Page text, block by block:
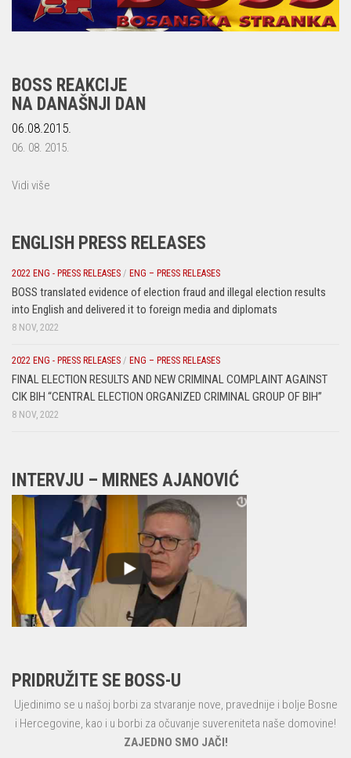
BOSS REAKCIJE
NA DANAŠNJI DAN
06.08.2015.
06. 08. 2015.
Vidi više
ENGLISH PRESS RELEASES
2022 ENG - PRESS RELEASES / ENG – PRESS RELEASES
BOSS translated evidence of election fraud and illegal election results
into English and delivered it to foreign media and diplomats
8 NOV, 2022
2022 ENG - PRESS RELEASES / ENG – PRESS RELEASES
FINAL ELECTION RESULTS AND NEW CRIMINAL COMPLAINT AGAINST
CIK BIH “CENTRAL ELECTION ORGANIZED CRIMINAL GROUP OF BIH”
8 NOV, 2022
INTERVJU – MIRNES AJANOVIĆ
PRIDRUŽITE SE BOSS-U
Ujedinimo se u našoj borbi za stvaranje nove, pravednije i bolje Bosne
i Hercegovine, kao i u borbi za očuvanje suvereniteta naše domovine!
ZAJEDNO SMO JAČI!